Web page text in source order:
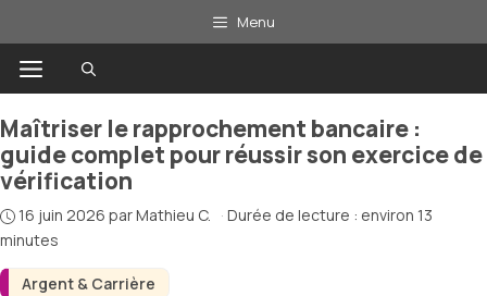
au
contenu
Menu
Menu
Argent & Carrière
Maîtriser le rapprochement bancaire :
guide complet pour réussir son exercice de
vérification
16 juin 2026 parMathieu C. · Durée de lecture : environ 13
minutes